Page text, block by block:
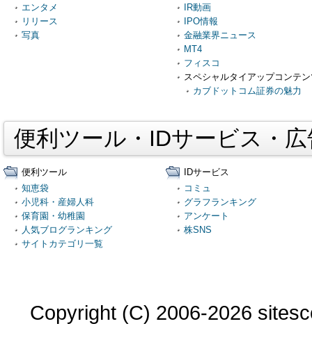
エンタメ
リリース
写真
IR動画
IPO情報
金融業界ニュース
MT4
フィスコ
スペシャルタイアップコンテ
カブドットコム証券の魅力
便利ツール・IDサービス・
便利ツール
知恵袋
小児科・産婦人科
保育園・幼稚園
人気ブログランキング
サイトカテゴリ一覧
IDサービス
コミュ
グラフランキング
アンケート
株SNS
Copyright (C) 2006-2026